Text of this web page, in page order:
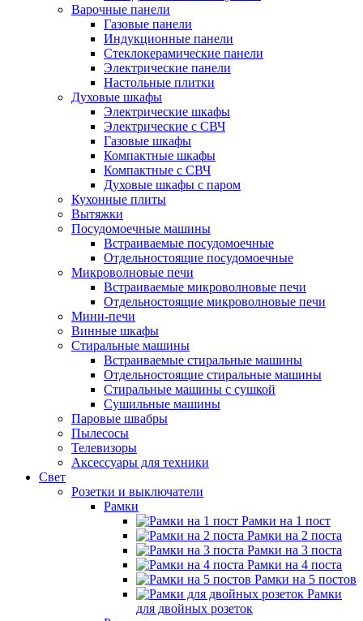
Варочные панели
Газовые панели
Индукционные панели
Стеклокерамические панели
Электрические панели
Настольные плитки
Духовые шкафы
Электрические шкафы
Электрические с СВЧ
Газовые шкафы
Компактные шкафы
Компактные с СВЧ
Духовые шкафы с паром
Кухонные плиты
Вытяжки
Посудомоечные машины
Встраиваемые посудомоечные
Отдельностоящие посудомоечные
Микроволновые печи
Встраиваемые микроволновые печи
Отдельностоящие микроволновые печи
Мини-печи
Винные шкафы
Стиральные машины
Встраиваемые стиральные машины
Отдельностоящие стиральные машины
Стиральные машины с сушкой
Сушильные машины
Паровые швабры
Пылесосы
Телевизоры
Аксессуары для техники
Свет
Розетки и выключатели
Рамки
Рамки на 1 пост
Рамки на 2 поста
Рамки на 3 поста
Рамки на 4 поста
Рамки на 5 постов
Рамки
для двойных розеток